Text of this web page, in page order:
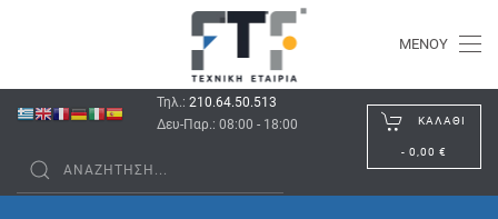
ΜΕΝΟΎ
Τηλ.: 210.64.50.513
Δευ-Παρ.: 08:00 - 18:00
ΚΑΛΆΘΙ
- 0,00 €